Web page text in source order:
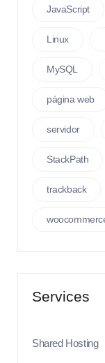
JavaScript
Linux
MySQL
página web
servidor
StackPath
trackback
Services
Shared Hosting